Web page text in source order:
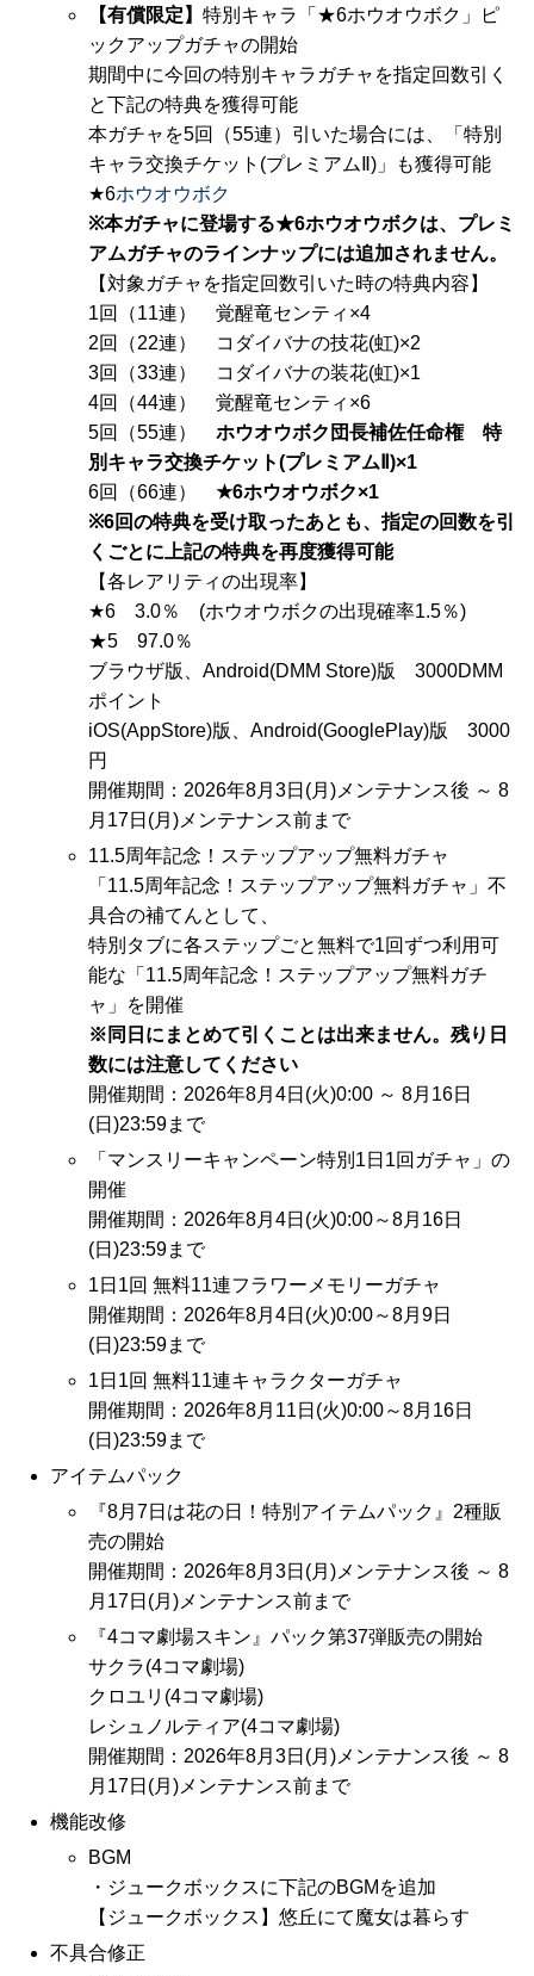
【有償限定】 特別キャラ「★6ホウオウボク」ピ
ックアップガチャの開始
期間中に今回の特別キャラガチャを指定回数引く
と下記の特典を獲得可能
本ガチャを5回（55連）引いた場合には、「特別
キャラ交換チケット(プレミアムⅡ)」も獲得可能
★6ホウオウボク
※本ガチャに登場する★6ホウオウボクは、プレミ
アムガチャのラインナップには追加されません。
【対象ガチャを指定回数引いた時の特典内容】
1回（11連） 覚醒竜センティ×4
2回（22連） コダイバナの技花(虹)×2
3回（33連） コダイバナの装花(虹)×1
4回（44連） 覚醒竜センティ×6
5回（55連） ホウオウボク団長補佐任命権 特
別キャラ交換チケット(プレミアムⅡ)×1
6回（66連） ★6ホウオウボク×1
※6回の特典を受け取ったあとも、指定の回数を引
くごとに上記の特典を再度獲得可能
【各レアリティの出現率】
★6 3.0％ (ホウオウボクの出現確率1.5％)
★5 97.0％
ブラウザ版、Android(DMM Store)版 3000DMM
ポイント
iOS(AppStore)版、Android(GooglePlay)版 3000
円
開催期間：2026年8月3日(月)メンテナンス後 ～ 8
月17日(月)メンテナンス前まで
11.5周年記念！ステップアップ無料ガチャ
「11.5周年記念！ステップアップ無料ガチャ」不
具合の補てんとして、
特別タブに各ステップごと無料で1回ずつ利用可
能な「11.5周年記念！ステップアップ無料ガチ
ャ」を開催
※同日にまとめて引くことは出来ません。残り日
数には注意してください
開催期間：2026年8月4日(火)0:00 ～ 8月16日
(日)23:59まで
「マンスリーキャンペーン特別1日1回ガチャ」の
開催
開催期間：2026年8月4日(火)0:00～8月16日
(日)23:59まで
1日1回 無料11連フラワーメモリーガチャ
開催期間：2026年8月4日(火)0:00～8月9日
(日)23:59まで
1日1回 無料11連キャラクターガチャ
開催期間：2026年8月11日(火)0:00～8月16日
(日)23:59まで
アイテムパック
『8月7日は花の日！特別アイテムパック』2種販
売の開始
開催期間：2026年8月3日(月)メンテナンス後 ～ 8
月17日(月)メンテナンス前まで
『4コマ劇場スキン』パック第37弾販売の開始
サクラ(4コマ劇場)
クロユリ(4コマ劇場)
レシュノルティア(4コマ劇場)
開催期間：2026年8月3日(月)メンテナンス後 ～ 8
月17日(月)メンテナンス前まで
機能改修
BGM
・ジュークボックスに下記のBGMを追加
【ジュークボックス】悠丘にて魔女は暮らす
不具合修正